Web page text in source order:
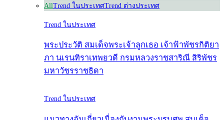
AllTrend ในประเทศTrend ต่างประเทศ
Trend ในประเทศ
พระประวัติ สมเด็จพระเจ้าลูกเธอ เจ้าฟ้าพัชรกิติยา
ภา นเรนทิราเทพยวดี กรมหลวงราชสาริณี สิริพัชร
มหาวัชรราชธิดา
Trend ในประเทศ